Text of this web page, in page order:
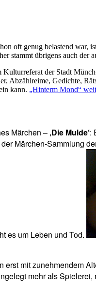
oft genug belastend
stammt übrigens auch der
der Stadt
Abzählreime, Gedichte,
kann. „Hinterm Mond“
Märchen – ‚Die Mulde‘:
Märchen-Sammlung
es um Leben und Tod.
erst mit zunehmendem
mehr als